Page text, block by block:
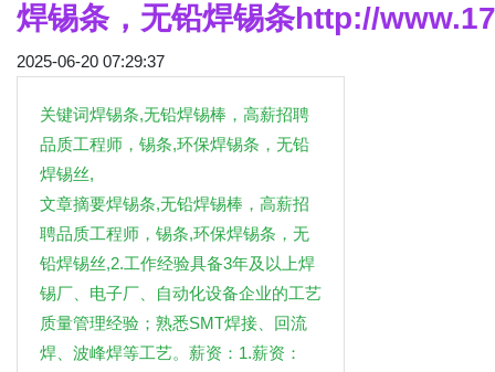
焊锡条，无铅焊锡条http://
2025-06-20 07:29:37
关键词焊锡条,无铅焊锡棒，高薪招聘
品质工程师，锡条,环保焊锡条，无铅
焊锡丝,
文章摘要焊锡条,无铅焊锡棒，高薪招
聘品质工程师，锡条,环保焊锡条，无
铅焊锡丝,2.工作经验具备3年及以上焊
锡厂、电子厂、自动化设备企业的工艺
质量管理经验；熟悉SMT焊接、回流
焊、波峰焊等工艺。薪资：1.薪资：